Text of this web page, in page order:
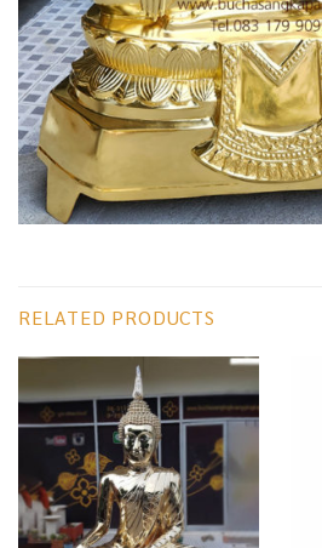
RELATED PRODUCTS